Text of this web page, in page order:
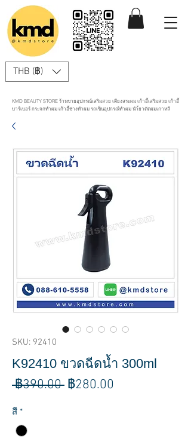
THB (฿)
KMD BEAUTY STORE ร้านขายอุปกรณ์เสริมสวย เตียงสระผม เก้าอี้เสริมสวย เก้าอี้
บาร์เบอร์ กระจกทำผม เก้าอี้ช่างทำผม รถเข็นอุปกรณ์ทำผม นำ้ยาดัดผมเกาหลี
SKU: 92410
K92410 ขวดฉีดน้ำ 300ml
฿390.00 ราคา
฿280.00
สี *